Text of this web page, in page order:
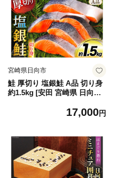
宮崎県日向市
鮭 厚切り 塩銀鮭 A品 切り身
約1.5kg [安田 宮崎県 日向市
鮮 さけ サケ 鮭切身 シャケ
魚
17,000円